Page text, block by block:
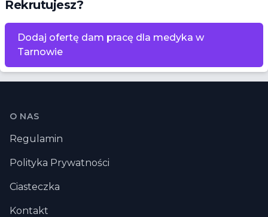
Rekrutujesz?
Dodaj ofertę dam pracę dla medyka w
Tarnowie
Stopka
O NAS
Regulamin
Polityka Prywatności
Ciasteczka
Kontakt